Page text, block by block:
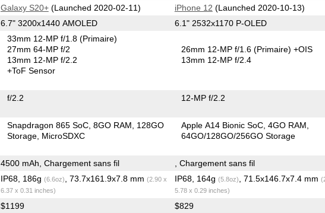
Galaxy S20+(Launched 2020-02-11) iPhone 12 (Launched 2020-10-13)
6.7" 3200x1440 AMOLED 6.1" 2532x1170 P-OLED
33mm 12-MP f/1.8(Primaire)
27mm 64-MP f/2
13mm 12-MP f/2.2
+ToF Sensor
26mm 12-MP f/1.6(Primaire) +OIS
13mm 12-MP f/2.4
f/2.2 12-MP f/2.2
Snapdragon 865 SoC 8GO RAM
128GO
Storage MicroSDXC
Apple A14 Bionic SoC 4GO RAM
64GO/128GO/256GO Storage
4500 mAh, Chargement sans fil , Chargement sans fil
IP68, 186g (6.6oz) , 73.7x161.9x7.8 mm (2.90 x
6.37 x 0.31 inches)
IP68, 164g (5.8oz) , 71.5x146.7x7.4 mm
5.78 x 0.29 inches)
$1199 $829